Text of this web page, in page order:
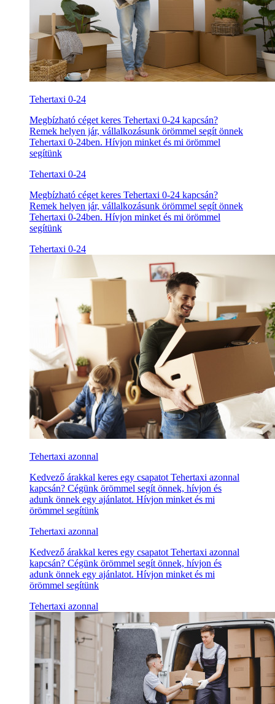
Tehertaxi 0-24
Megbízható céget keres Tehertaxi 0-24 kapcsán?
Remek helyen jár, vállalkozásunk örömmel segít önnek
Tehertaxi 0-24ben. Hívjon minket és mi örömmel
segítünk
Tehertaxi 0-24
Megbízható céget keres Tehertaxi 0-24 kapcsán?
Remek helyen jár, vállalkozásunk örömmel segít önnek
Tehertaxi 0-24ben. Hívjon minket és mi örömmel
segítünk
Tehertaxi 0-24
Tehertaxi azonnal
Kedvező árakkal keres egy csapatot Tehertaxi azonnal
kapcsán? Cégünk örömmel segít önnek, hívjon és
adunk önnek egy ajánlatot. Hívjon minket és mi
örömmel segítünk
Tehertaxi azonnal
Kedvező árakkal keres egy csapatot Tehertaxi azonnal
kapcsán? Cégünk örömmel segít önnek, hívjon és
adunk önnek egy ajánlatot. Hívjon minket és mi
örömmel segítünk
Tehertaxi azonnal